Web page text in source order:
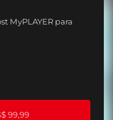
MyPLAYER para
99,99